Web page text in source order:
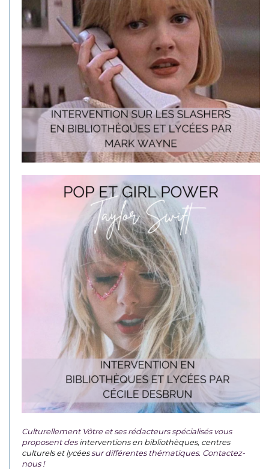
Culturellement Vôtre et ses rédacteurs spécialisés vous
proposent desinterventions en bibliothèques, centres
culturels et lycéessur différentes thématiques. Contactez-
nous !